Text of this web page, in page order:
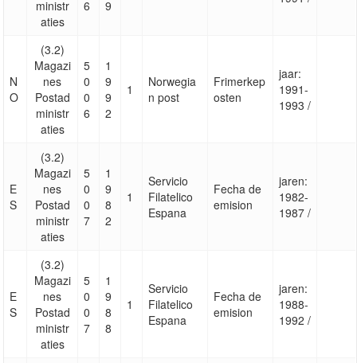
ministr
aties
6 9
N
O
(3.2)
Magazi
nes
Postad
ministr
aties
5
0
0
6
1
9
9
2
1
Norwegia
n post
Frimerkep
osten
jaar:
1991-
1993 /
E
S
(3.2)
Magazi
nes
Postad
ministr
aties
5
0
0
7
1
9
8
2
1
Servicio
Filatelico
Espana
Fecha de
emision
jaren:
1982-
1987 /
E
S
(3.2)
Magazi
nes
Postad
ministr
aties
5
0
0
7
1
9
8
8
1
Servicio
Filatelico
Espana
Fecha de
emision
jaren:
1988-
1992 /